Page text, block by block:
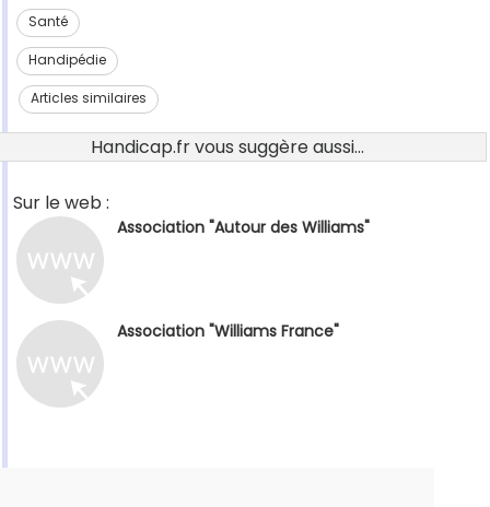
Santé
Handipédie
Articles similaires
Handicap.fr vous suggère aussi...
Sur le web :
Association "Autour des Williams"
Association "Williams France"